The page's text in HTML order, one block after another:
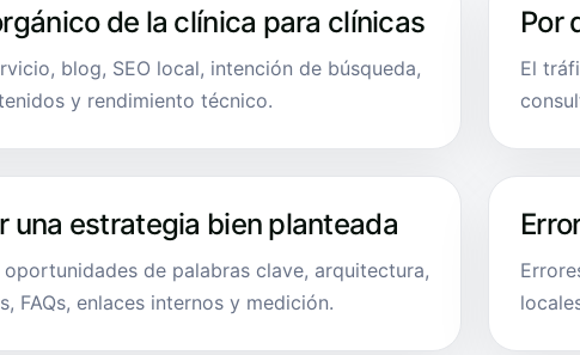
de la clínica para clínicas
blog, SEO local, intención de búsqueda,
y rendimiento técnico.
Por
El
una estrategia bien planteada
oportunidades de palabras clave, arquitectura,
FAQs, enlaces internos y medición.